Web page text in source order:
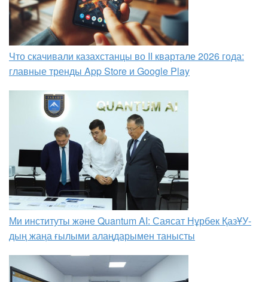
Что скачивали казахстанцы во II квартале 2026 года:
главные тренды App Store и Google Play
Ми институты және Quantum AI: Саясат Нұрбек ҚазҰУ-
дың жаңа ғылыми алаңдарымен танысты